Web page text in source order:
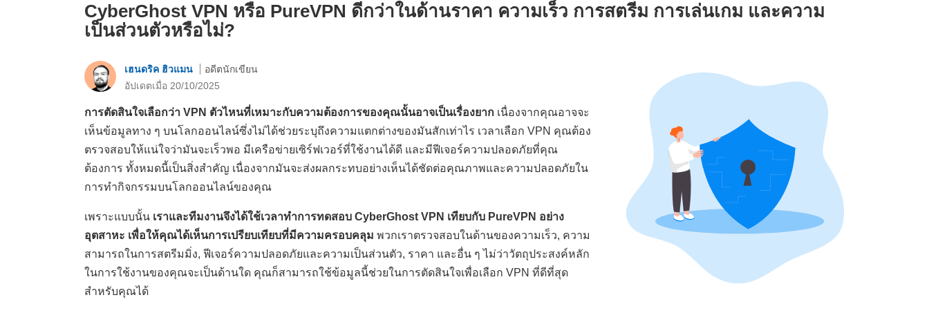
CyberGhost VPN หรือ PureVPN ดีกว่าในด้านราคา ความเร็ว การสตรีม การเล่นเกม และความ
เป็นส่วนตัวหรือไม่?
เฮนดริค ฮิวแมน
อดีตนักเขียน
อัปเดตเมื่อ 20/10/2025
การตัดสินใจเลือกว่า VPN ตัวไหนที่เหมาะกับความต้องการของคุณนั้นอาจเป็นเรื่องยาก เนื่องจากคุณอาจจะ
เห็นข้อมูลทาง ๆ บนโลกออนไลน์ซึ่งไม่ได้ช่วยระบุถึงความแตกต่างของมันสักเท่าไร เวลาเลือก VPN คุณต้อง
ตรวจสอบให้แน่ใจว่ามันจะเร็วพอ มีเครือข่ายเซิร์ฟเวอร์ที่ใช้งานได้ดี และมีฟีเจอร์ความปลอดภัยที่คุณ
ต้องการ ทั้งหมดนี้เป็นสิ่งสำคัญ เนื่องจากมันจะส่งผลกระทบอย่างเห็นได้ชัดต่อคุณภาพและความปลอดภัยใน
การทำกิจกรรมบนโลกออนไลน์ของคุณ
เพราะแบบนั้น เราและทีมงานจึงได้ใช้เวลาทำการทดสอบ CyberGhost VPN เทียบกับ PureVPN อย่าง
อุตสาหะ เพื่อให้คุณได้เห็นการเปรียบเทียบที่มีความครอบคลุม พวกเราตรวจสอบในด้านของความเร็ว, ความ
สามารถในการสตรีมมิ่ง, ฟีเจอร์ความปลอดภัยและความเป็นส่วนตัว, ราคา และอื่น ๆ ไม่ว่าวัตถุประสงค์หลัก
ในการใช้งานของคุณจะเป็นด้านใด คุณก็สามารถใช้ข้อมูลนี้ช่วยในการตัดสินใจเพื่อเลือก VPN ที่ดีที่สุด
สำหรับคุณได้